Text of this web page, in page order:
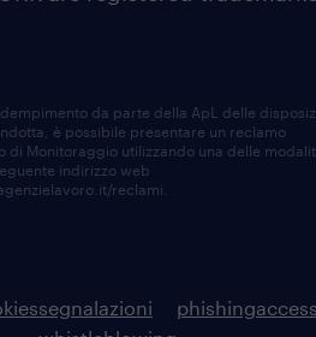
da parte della ApL delle
è possibile presentare un reclamo
di Monitoraggio utilizzando una delle
indirizzo web
reclami
segnalazioni
phishing